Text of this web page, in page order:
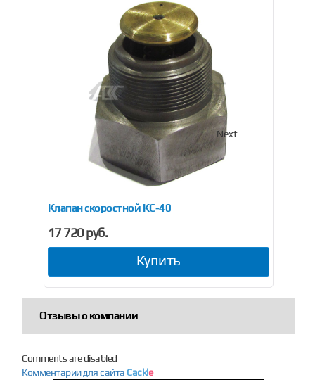
PN40 (нержавейка)
Клапан скоростной КС-40
17 720 руб.
Купить
Next
Отзывы о компании
Comments are disabled
Комментарии для сайта Cackle